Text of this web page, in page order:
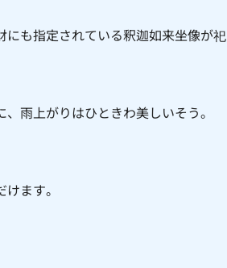
も指定されている釈迦如来坐像が祀
雨上がりはひときわ美しいそう。
ます。